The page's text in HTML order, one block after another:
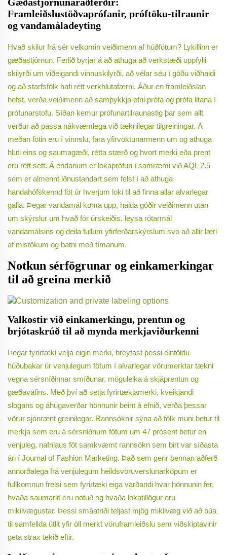
Framleiðslustöðvaprófanir, próftöku-tilraunir
og vandamáladeyting
Hvað skilur frá sér velkomin veiðimenn af húðfötum? Lykillinn er
gæðastjórnun. Ferlið byrjar á að athuga að verkstæði uppfylli
skilyrði um viðeigandi vinnuskilyrði, að vélar séu í góðu viðhaldi
og að starfsfólk hafi rétt verkhlutafærni. Áður en framleiðslan
hefst, verða veiðimenn að samþykkja efni prófa og prófa litana í
prófunarstofu. Síðan kemur prófunartilraunastig þar sem allt
verður að passa nákvæmlega við tæknilegar tilgreiningar. Á
meðan fötin eru í vinnslu, fara yfirvöktunarmenn um og athuga
hluti eins og saumagæði, rétta stærð og hvort merki eða prent
eru rétt sett. Á endanum er lokaprófun í samræmi við AQL 2.5
sem er almennt iðnustandart sem felst í að athuga
handahófskennd föt úr hverjum loki til að finna allar alvarlegar
galla. Þegar vandamál koma upp, halda góðir veiðimenn utan
um skýrslur um hvað fór úrskeiðis, leysa rótarmál
vandamálsins og deila fullum yfirferðarskýrslum svo að allir læri
af mistökum og batni með tímanum.
Notkun sérfögrunar og einkamerkingar
til að greina merkið
Valkostir við einkamerkingu, prentun og
brjótaskrúð til að mynda merkjaviðurkenni
Þegar fyrirtæki velja eigin merki, breytast þessi einföldu
húðubakar úr venjulegum fötum í alvarlegar vörumerktar tækni
vegna sérsníðinnar smíðunar, möguleika á skjáprentun og
gæðavafins. Með því að setja fyrirtækjamerki, kveikjandi
slogans og áhugaverðar hönnunir beint á efnið, verða þessar
vörur sjónrænt greinilegar. Rannsóknir sýna að fólk muni betur til
merkja sem eru á sérsniðnum fötum um 47 prósent betur en
venjuleg, nafnlaus föt samkvæmt rannsókn sem birt var síðasta
ári í Journal of Fashion Marketing. Það sem gerir þennan aðferð
annorðalega frá venjulegum heildsvöruverslunarköpum er
fullkomnun frelsi sem fyrirtæki eiga varðandi hvar hönnunin fer,
hvaða saumarlit eru notuð og hvaða lokatillögur eru
mikilvægustar. Þessi smáatriði teljast mjög mikilvæg við að búa
til samfellda útlit yfir öll merkt vöruframleiðslu sem viðskiptavinir
geta strax tekið eftir.